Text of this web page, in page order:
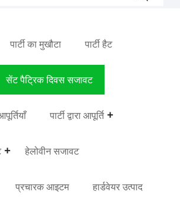
पार्टी का मुखौटा पार्टी हैट
सेंट पैट्रिक दिवस सजावट
पार्टी द्वारा आपूर्ति
हेलोवीन सजावट
प्रचारक आइटम हार्डवेयर उत्पाद